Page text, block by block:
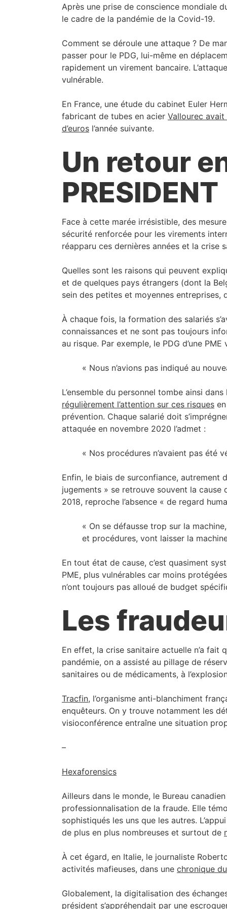
Après une prise de conscience mondiale
le cadre de la pandémie de la Covid-19.
Comment se déroule une attaque ? De
passer pour le PDG, lui-même en
rapidement un virement bancaire.
vulnérable.
En France, une étude du cabinet Euler
fabricant de tubes en acier Vallourec avait
d’euros l’année suivante.
Un retour
PRESIDENT
Face à cette marée irrésistible, des
sécurité renforcée pour les virements
réapparu ces dernières années et la crise
Quelles sont les raisons qui peuvent
et de quelques pays étrangers (dont la
sein des petites et moyennes entreprises,
À chaque fois, la formation des salariés
connaissances et ne sont pas toujours
au risque. Par exemple, le PDG d’une
« Nous n’avions pas indiqué au
L’ensemble du personnel tombe ainsi
régulièrement l’attention sur ces risques
prévention. Chaque salarié doit
attaquée en novembre 2020 l’admet :
« Nos procédures n’avaient pas été
Enfin, le biais de surconfiance, autrement
jugements » se retrouve souvent la cause
2018, reproche l’absence « de regard
« On se défausse trop sur la
et procédures, vont laisser la
En tout état de cause, c’est quasiment
PME, plus vulnérables car moins
n’ont toujours pas alloué de budget
Les
En effet, la crise sanitaire actuelle n’a fait
pandémie, on a assisté au pillage de
sanitaires ou de médicaments, à
Tracfin, l’organisme anti-blanchiment
enquêteurs. On y trouve notamment les
visioconférence entraîne une situation
–
Hexaforensics
Ailleurs dans le monde, le Bureau
professionnalisation de la fraude. Elle
sophistiqués les uns que les autres.
de plus en plus nombreuses et surtout de
À cet égard, en Italie, le journaliste
activités mafieuses, dans une chronique
Globalement, la digitalisation des
président s’appréhendait par une